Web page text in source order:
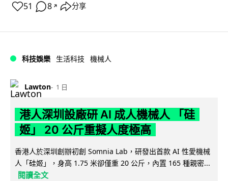
51 8 ↗ 分享
科技娛樂 生活科技 機械人
Lawton 1 日
港人深圳設廠研 AI 成人機械人 「硅
姬」 20 公斤重擬人度極高
香港人於深圳創辦初創 Somnia Lab，研發出首款 AI 性愛機械
人「硅姬」，身高 1.75 米卻僅重 20 公斤，內置 165 種親密...
閱讀全文